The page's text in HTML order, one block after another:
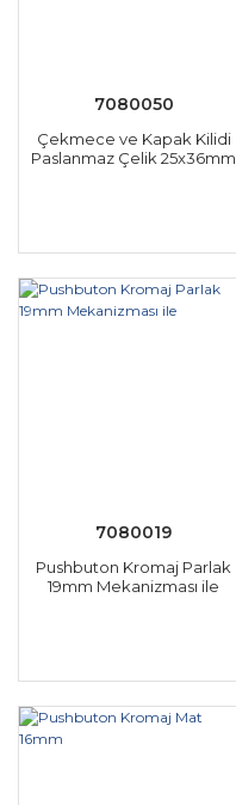
7080050
Çekmece ve Kapak Kilidi
Paslanmaz Çelik 25x36mm
7080019
Pushbuton Kromaj Parlak
19mm Mekanizması ile